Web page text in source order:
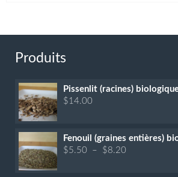
Produits
Pissenlit (racines)
$14.00
Fenouil (graines entières)
$5.50 – $8.20